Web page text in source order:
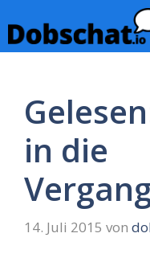
Inhalt
springen
in die
14. Juli 2015 von